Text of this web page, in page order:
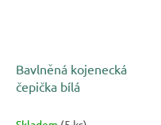
Bavlněná kojenecká
čepička bílá